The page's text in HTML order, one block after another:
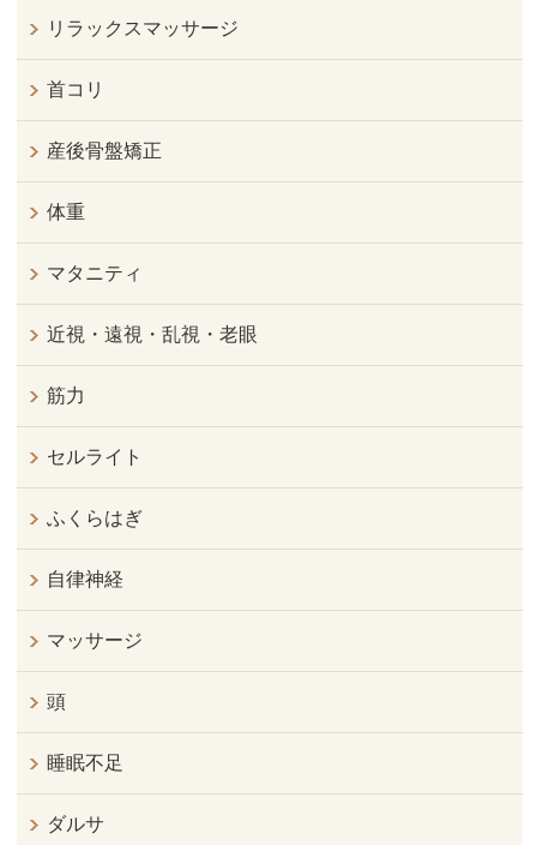
リラックスマッサージ
首コリ
産後骨盤矯正
体重
マタニティ
近視・遠視・乱視・老眼
筋力
セルライト
ふくらはぎ
自律神経
マッサージ
頭
睡眠不足
ダルサ